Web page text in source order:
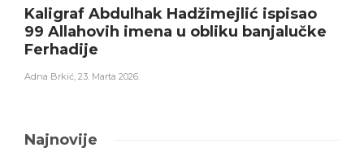
Kaligraf Abdulhak Hadžimejlić ispisao
99 Allahovih imena u obliku banjalučke
Ferhadije
Adna Brkić, 23. Marta 2026.
Najnovije